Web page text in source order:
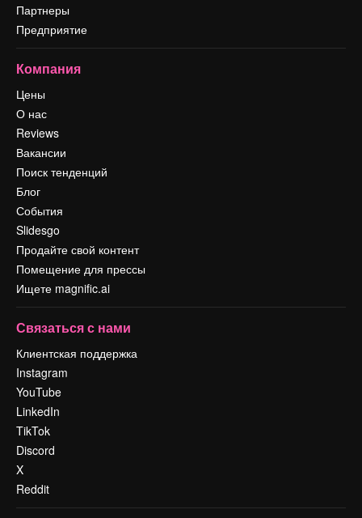
Партнеры
Предприятие
Компания
Цены
О нас
Reviews
Вакансии
Поиск тенденций
Блог
События
Slidesgo
Продайте свой контент
Помещение для прессы
Ищете magnific.ai
Связаться с нами
Клиентская поддержка
Instagram
YouTube
LinkedIn
TikTok
Discord
X
Reddit